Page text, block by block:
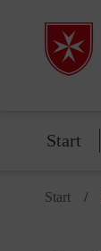
Start
Start